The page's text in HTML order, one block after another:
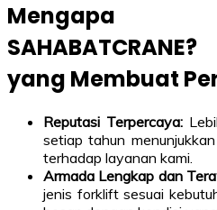
yang Membuat
Reputasi Terpercaya:
setiap tahun
terhadap layanan kami.
Armada Lengkap dan
jenis forklift sesuai